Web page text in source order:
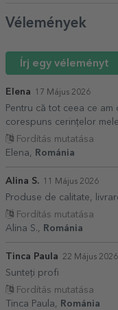
Vélemények
Írj egy véleményt
Elena 17 Május 2026
Pentru că tot ceea ce
corespuns cerințelor
Fordítás mutatása
Elena,
Románia
Alina S. 11 Május 2026
Produse de calitate,
Fordítás mutatása
Alina S.,
Románia
Tinca Paula 22 Május 2026
Sunteți profi
Fordítás mutatása
Tinca Paula,
Románia